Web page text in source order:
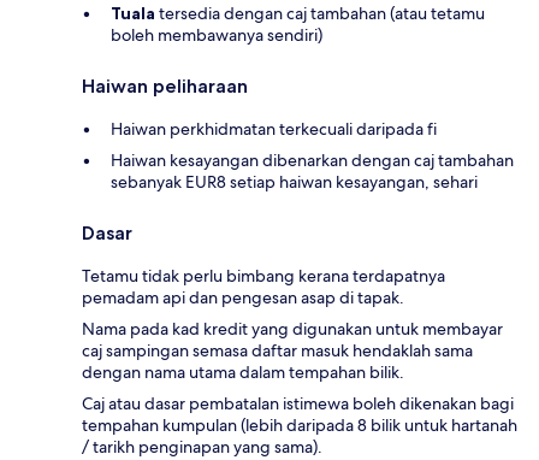
Tuala tersedia dengan caj tambahan (atau tetamu
boleh membawanya sendiri)
Haiwan peliharaan
Haiwan perkhidmatan terkecuali daripada fi
Haiwan kesayangan dibenarkan dengan caj tambahan
sebanyak EUR8 setiap haiwan kesayangan, sehari
Dasar
Tetamu tidak perlu bimbang kerana terdapatnya
pemadam api dan pengesan asap di tapak.
Nama pada kad kredit yang digunakan untuk membayar
caj sampingan semasa daftar masuk hendaklah sama
dengan nama utama dalam tempahan bilik.
Caj atau dasar pembatalan istimewa boleh dikenakan bagi
tempahan kumpulan (lebih daripada 8 bilik untuk hartanah
/ tarikh penginapan yang sama).